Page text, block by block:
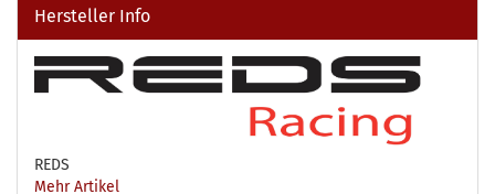
Hersteller Info
REDS
Mehr Artikel